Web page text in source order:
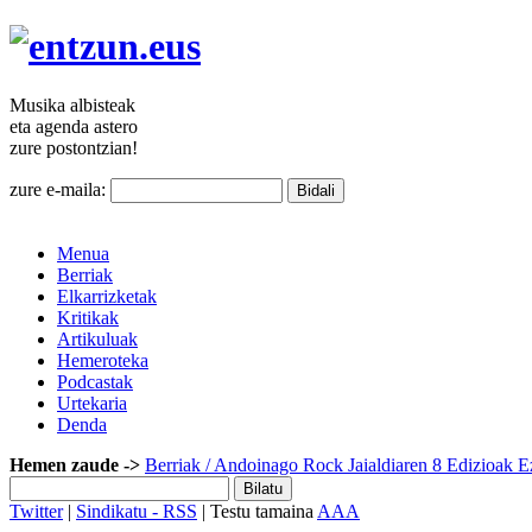
Musika albisteak
eta agenda astero
zure postontzian!
zure e-maila:
Menua
Berriak
Elkarrizketak
Kritikak
Artikuluak
Hemeroteka
Podcastak
Urtekaria
Denda
Hemen zaude -> Berriak / Andoinago Rock Jaialdiaren 8 Edizioak
Twitter| Sindikatu - RSS | Testu tamaina AAA